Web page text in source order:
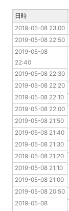
2019-05-08 23:00
2019-05-08 22:50
2019-05-08 22:40
2019-05-08 22:30
2019-05-08 22:20
2019-05-08 22:10
2019-05-08 22:00
2019-05-08 21:50
2019-05-08 21:40
2019-05-08 21:30
2019-05-08 21:20
2019-05-08 21:10
2019-05-08 21:00
2019-05-08 20:50
2019-05-08 20:40
2019-05-08 20:30
日時
2019-05-08 23:00
2019-05-08 22:50
2019-05-08
22:40
2019-05-08 22:30
2019-05-08 22:20
2019-05-08 22:10
2019-05-08 22:00
2019-05-08 21:50
2019-05-08 21:40
2019-05-08 21:30
2019-05-08 21:20
2019-05-08 21:10
2019-05-08 21:00
2019-05-08 20:50
2019-05-08
日時